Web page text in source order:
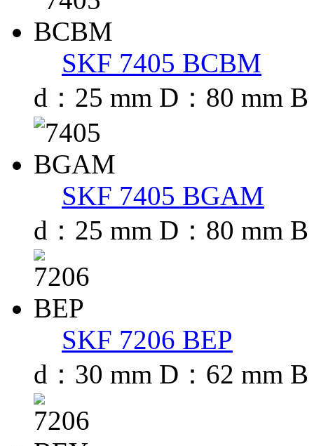
SKF 7405 BCBM
d：25 mm D：80 mm
SKF 7405 BGAM
d：25 mm D：80 mm
SKF 7206 BEP
d：30 mm D：62 mm